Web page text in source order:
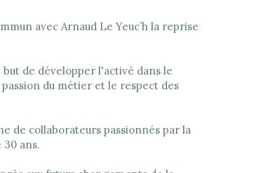
avec Arnaud Le Yeuc’h la reprise
but de développer l'activé dans le
du métier et le respect des
de collaborateurs passionnés par la
ans.